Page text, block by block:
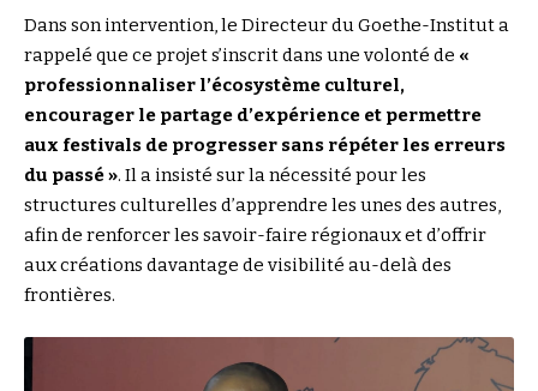
Dans son intervention, le Directeur du Goethe-Institut a
rappelé que ce projet s’inscrit dans une volonté de «
professionnaliser l’écosystème culturel,
encourager le partage d’expérience et permettre
aux festivals de progresser sans répéter les erreurs
du passé ». Il a insisté sur la nécessité pour les
structures culturelles d’apprendre les unes des autres,
afin de renforcer les savoir-faire régionaux et d’offrir
aux créations davantage de visibilité au-delà des
frontières.